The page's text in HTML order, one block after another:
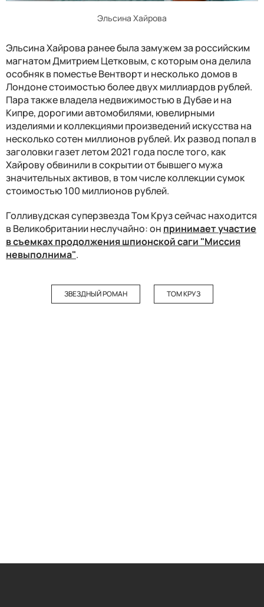
Эльсина Хайрова
Эльсина Хайрова ранее была замужем за российским
магнатом Дмитрием Цетковым, с которым она делила
особняк в поместье Вентворт и несколько домов в
Лондоне стоимостью более двух миллиардов рублей.
Пара также владела недвижимостью в Дубае и на
Кипре, дорогими автомобилями, ювелирными
изделиями и коллекциями произведений искусства на
несколько сотен миллионов рублей. Их развод попал в
заголовки газет летом 2021 года после того, как
Хайрову обвинили в сокрытии от бывшего мужа
значительных активов, в том числе коллекции сумок
стоимостью 100 миллионов рублей.
Голливудская суперзвезда Том Круз сейчас находится
в Великобритании неслучайно: он принимает участие
в съемках продолжения шпионской саги "Миссия
невыполнима".
ЗВЕЗДНЫЙ РОМАН ТОМ КРУЗ